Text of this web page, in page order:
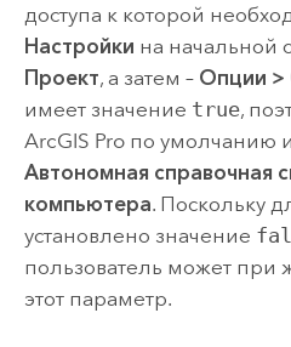
доступа к которой
Настройки на начальной
Проект, а затем – Опции >
имеет значение true,
ArcGIS Proпо умолчанию
Автономная справочная
компьютера. Поскольку
установлено значение
пользователь может при
этот параметр.